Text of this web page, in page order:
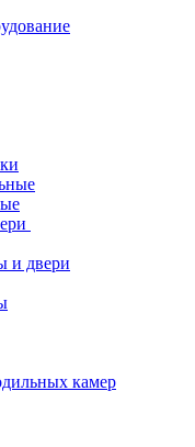
и двери
камер